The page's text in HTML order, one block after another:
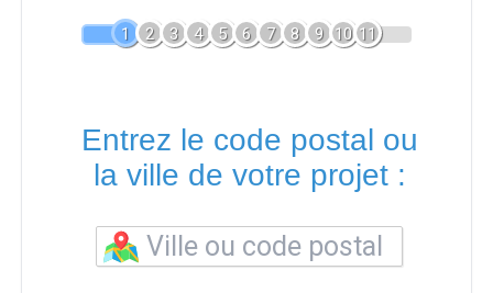
1 2 3 4 5 6 7 8 9 10 11
Entrez le code postal ou
la ville de votre projet :